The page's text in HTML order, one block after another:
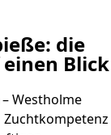
die
Blick
Westholme
Zuchtkompetenz